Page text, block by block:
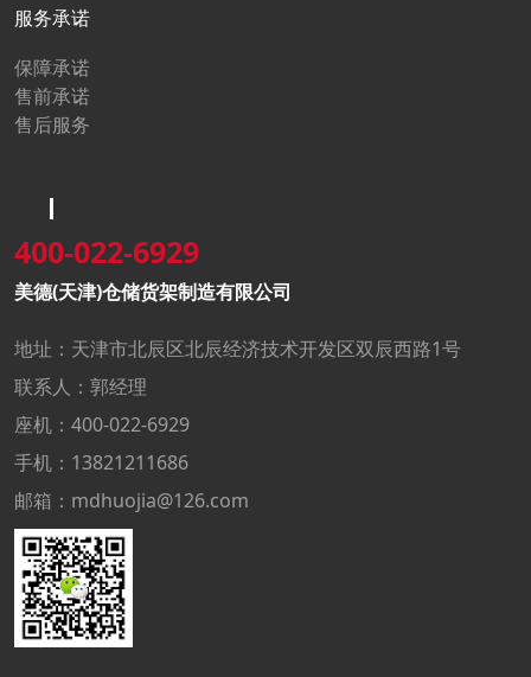
服务承诺
保障承诺
售前承诺
售后服务
400-022-6929
美德(天津)仓储货架制造有限公司
地址：天津市北辰区北辰经济技术开发区双辰西路1号
联系人：郭经理
座机：400-022-6929
手机：13821211686
邮箱：mdhuojia@126.com